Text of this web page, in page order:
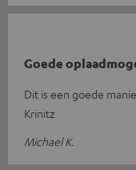
Goede
Dit is een goede
Krinitz
Michael K.